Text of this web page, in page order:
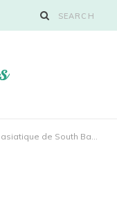
Le meilleur restaurant asiatique de South Bank ?